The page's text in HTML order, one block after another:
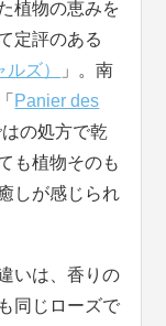
植物の恵みを
定評のある
ズ）
」。南
Panier des
はの処方で乾
も植物そのも
しが感じられ
いは、香りの
同じローズで